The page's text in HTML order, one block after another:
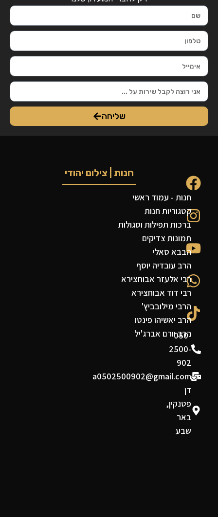
שליחה
050-
2500-
902
a0502500902@gmail.com
דן
פטנקין,
באר
שבע
חנות | צילום יהודי
חנות - עמוד ראשי
קטגוריות חנות
ברכות תפילות וסגולות
תמונות צדיקים
הבבא סאלי
הרב עובדיה יוסף
רבי אלעזר אבוחצירא
רבי דוד אבוחצירא
הרבי מילובביץ'
הרב יאשיהו פינטו
הרב יורם אברג'יל